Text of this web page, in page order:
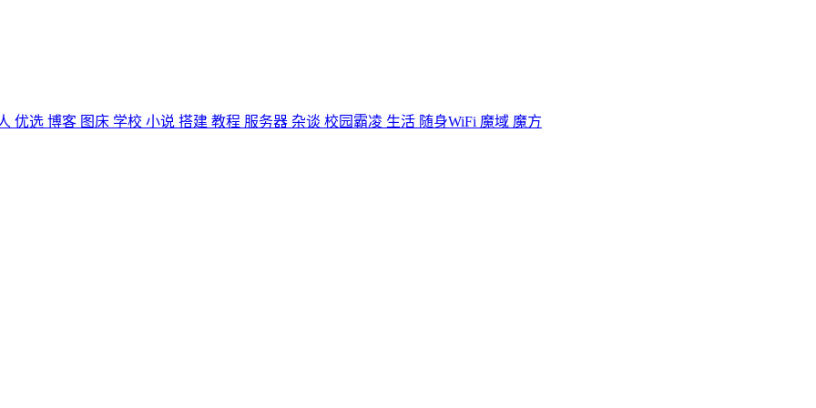
优选 博客 图床 学校 小说 搭建 教程 服务器 杂谈 校园霸凌 生活 随身WiFi 魔域 魔方